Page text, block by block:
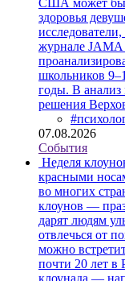
здоровья
журнале
школьников
годы. В анализ
решения
07.08.2026
События
Неделя
красными
во многих
клоунов —
дарят людям
отвлечься от
можно
почти 20 лет в
клоунада —